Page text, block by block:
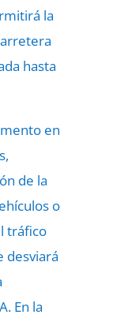
la
hasta
en
de la
o
tráfico
desviará
En la